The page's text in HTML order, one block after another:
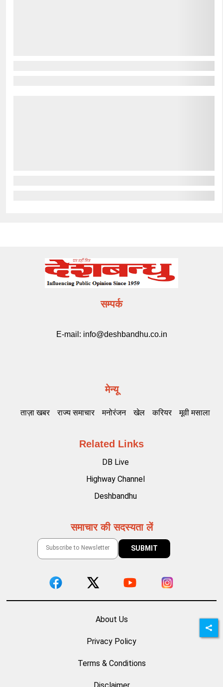
सम्पर्क
E-mail: info@deshbandhu.co.in
मेन्यू
ताज़ा खबर राज्य समाचार मनोरंजन खेल करियर मूवी मसाला
Related Links
DB Live
Highway Channel
Deshbandhu
समाचार की सदस्यता लें
About Us
Privacy Policy
Terms & Conditions